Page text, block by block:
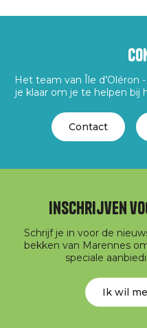
Het team van Île d’Oléron
je klaar om je te helpen bij
Contact
Inschrijven
Schrijf je in voor de
bekken van Marennes
speciale
Ik wil